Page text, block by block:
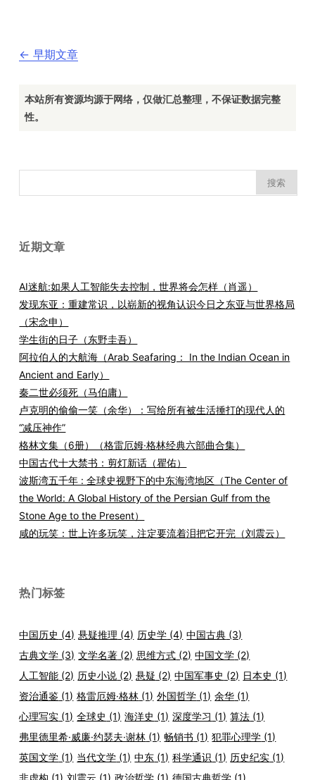
文
章
← 早期文章
本站所有资源均源于网络，仅做汇总整理，不保证数据完整
性。
索：
近期文章
AI迷航:如果人工智能失去控制，世界将会怎样（肖遥）
发现东亚：重建常识，以崭新的视角认识今日之东亚与世界格局
（宋念申）
学生街的日子（东野圭吾）
阿拉伯人的大航海（Arab Seafaring： In the Indian Ocean in
Ancient and Early）
秦二世必须死（马伯庸）
卢克明的偷偷一笑（余华）：写给所有被生活捶打的现代人的
“减压神作”
格林文集（6册）（格雷厄姆·格林经典六部曲合集）
中国古代十大禁书：剪灯新话（瞿佑）
波斯湾五千年 : 全球史视野下的中东海湾地区（The Center of
the World: A Global History of the Persian Gulf from the
Stone Age to the Present）
咸的玩笑：世上许多玩笑，注定要流着泪把它开完（刘震云）
热门标签
中国历史 (4) 悬疑推理 (4) 历史学 (4) 中国古典 (3)
古典文学 (3) 文学名著 (2) 思维方式 (2) 中国文学 (2)
人工智能 (2) 历史小说 (2) 悬疑 (2) 中国军事史 (2) 日本史 (1)
资治通鉴 (1) 格雷厄姆·格林 (1) 外国哲学 (1) 余华 (1)
心理写实 (1) 全球史 (1) 海洋史 (1) 深度学习 (1) 算法 (1)
弗里德里希·威廉·约瑟夫·谢林 (1) 畅销书 (1) 犯罪心理学 (1)
英国文学 (1) 当代文学 (1) 中东 (1) 科学通识 (1) 历史纪实 (1)
非虚构 (1) 刘震云 (1) 政治哲学 (1) 德国古典哲学 (1)